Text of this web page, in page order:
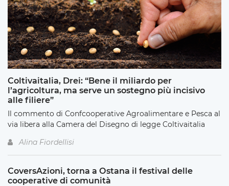
Coltivaitalia, Drei: “Bene il miliardo per
l’agricoltura, ma serve un sostegno più incisivo
alle filiere”
Il commento di Confcooperative Agroalimentare e Pesca al
via libera alla Camera del Disegno di legge Coltivaitalia
Alina Fiordellisi
CoversAzioni, torna a Ostana il festival delle
cooperative di comunità